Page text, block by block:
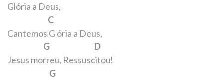
Glória a Deus,
C
Cantemos Glória a Deus,
G D
Jesus morreu, Ressuscitou!
G